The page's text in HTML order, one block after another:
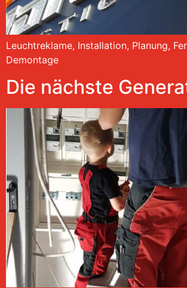
Leuchtreklame, Installation, Planung,
Demontage
Die nächste